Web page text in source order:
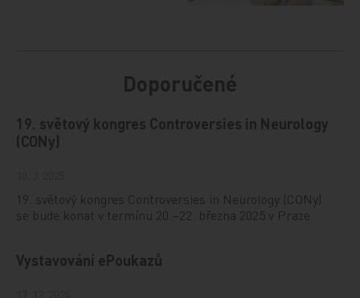
Doporučené
19. světový kongres Controversies in Neurology
(CONy)
19. světový kongres Controversies in Neurology (CONy)
se bude konat v termínu 20.–22. března 2025 v Praze.
Vystavování ePoukazů